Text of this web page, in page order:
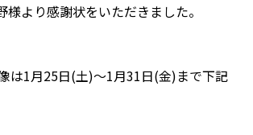
より感謝状をいただきました。
は1月25日(土)～1月31日(金)まで下記